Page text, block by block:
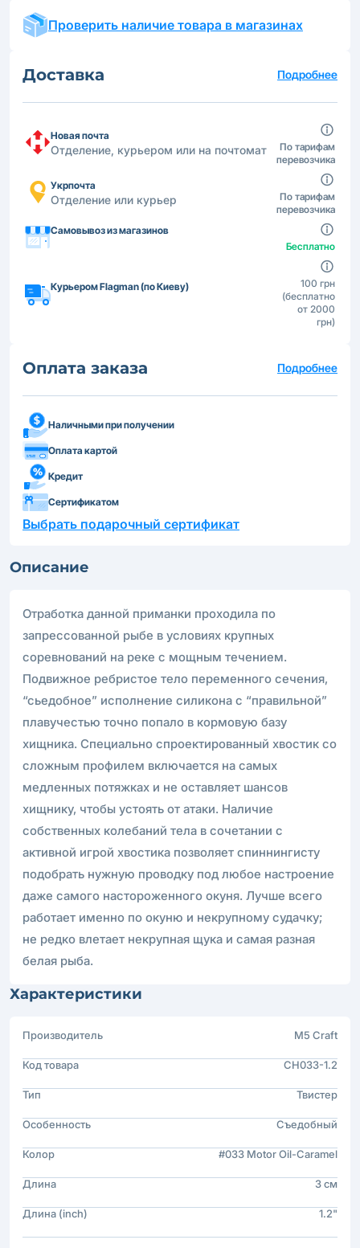
Проверить наличие товара в магазинах
Доставка Подробнее
Новая почта
Отделение, курьером или на почтомат
По тарифам
перевозчика
Укрпочта
Отделение или курьер
По тарифам
перевозчика
Самовывоз из магазинов
Бесплатно
Курьером Flagman (по Киеву)
100 грн
(бесплатно
от 2000
грн)
Оплата заказа Подробнее
Наличными при получении
Оплата картой
Кредит
Сертификатом
Выбрать подарочный сертификат
Описание
Отработка данной приманки проходила по
запрессованной рыбе в условиях крупных
соревнований на реке с мощным течением.
Подвижное ребристое тело переменного сечения,
“сьедобное” исполнение силикона с “правильной”
плавучестью точно попало в кормовую базу
хищника. Специально спроектированный хвостик со
сложным профилем включается на самых
медленных потяжках и не оставляет шансов
хищнику, чтобы устоять от атаки. Наличие
собственных колебаний тела в сочетании с
активной игрой хвостика позволяет спиннингисту
подобрать нужную проводку под любое настроение
даже самого настороженного окуня. Лучше всего
работает именно по окуню и некрупному судачку;
не редко влетает некрупная щука и самая разная
белая рыба.
Характеристики
Производитель M5 Craft
Код товара CH033-1.2
Тип Твистер
Особенность Съедобный
Колор #033 Motor Oil-Caramel
Длина 3 см
Длина (inch) 1.2"